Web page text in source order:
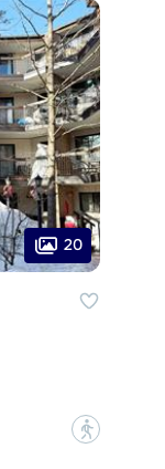
20
?